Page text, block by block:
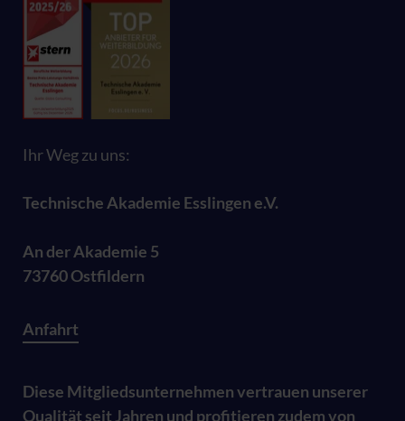
Ihr Weg zu uns:
Technische Akademie Esslingen e.V.
An der Akademie 5
73760 Ostfildern
Anfahrt
Diese Mitgliedsunternehmen vertrauen unserer
Qualität seit Jahren und profitieren zudem von